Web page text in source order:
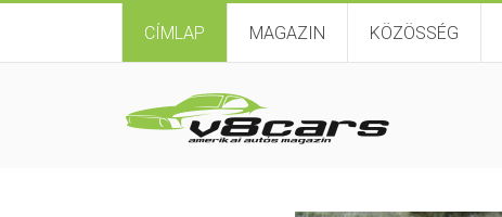
CÍMLAP MAGAZIN KÖZÖSSÉG